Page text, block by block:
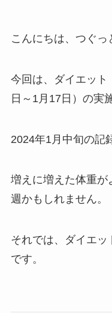
こんにちは、つぐっ
今回は、ダイエッ
日～1月17日）の実
2024年1月中旬の記
増えに増えた体重が
週かもしれません。
それでは、ダイエ
です。